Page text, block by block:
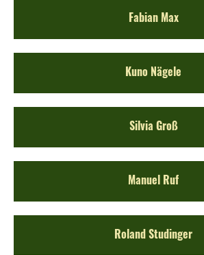
Fabian Max
Kuno Nägele
Silvia Groß
Manuel Ruf
Roland Studinger